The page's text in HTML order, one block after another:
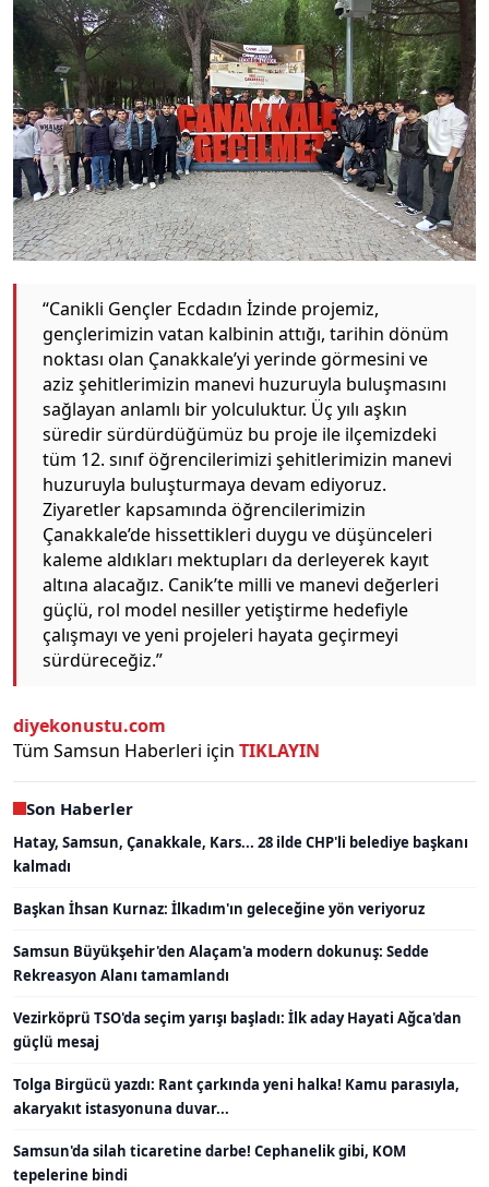
“Canikli Gençler Ecdadın İzinde projemiz,
gençlerimizin vatan kalbinin attığı, tarihin dönüm
noktası olan Çanakkale’yi yerinde görmesini ve
aziz şehitlerimizin manevi huzuruyla buluşmasını
sağlayan anlamlı bir yolculuktur. Üç yılı aşkın
süredir sürdürdüğümüz bu proje ile ilçemizdeki
tüm 12. sınıf öğrencilerimizi şehitlerimizin manevi
huzuruyla buluşturmaya devam ediyoruz.
Ziyaretler kapsamında öğrencilerimizin
Çanakkale’de hissettikleri duygu ve düşünceleri
kaleme aldıkları mektupları da derleyerek kayıt
altına alacağız. Canik’te milli ve manevi değerleri
güçlü, rol model nesiller yetiştirme hedefiyle
çalışmayı ve yeni projeleri hayata geçirmeyi
sürdüreceğiz.”
diyekonustu.com
Tüm Samsun Haberleri için TIKLAYIN
Son Haberler
Hatay, Samsun, Çanakkale, Kars... 28 ilde CHP'li belediye başkanı
kalmadı
Başkan İhsan Kurnaz: İlkadım'ın geleceğine yön veriyoruz
Samsun Büyükşehir'den Alaçam'a modern dokunuş: Sedde
Rekreasyon Alanı tamamlandı
Vezirköprü TSO'da seçim yarışı başladı: İlk aday Hayati Ağca'dan
güçlü mesaj
Tolga Birgücü yazdı: Rant çarkında yeni halka! Kamu parasıyla,
akaryakıt istasyonuna duvar...
Samsun'da silah ticaretine darbe! Cephanelik gibi, KOM
tepelerine bindi